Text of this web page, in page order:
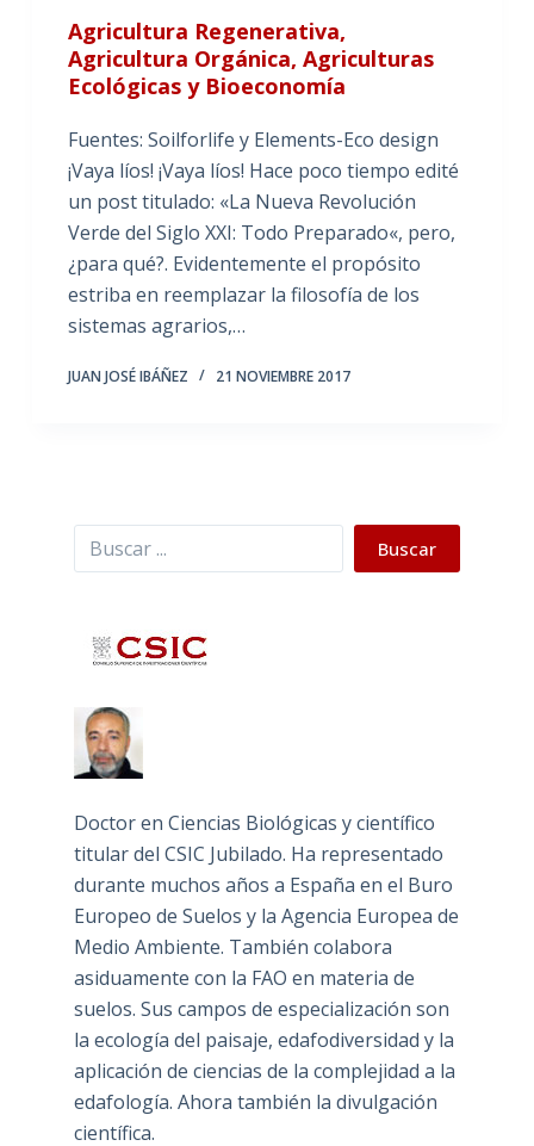
Agricultura Regenerativa,
Agricultura Orgánica, Agriculturas
Ecológicas y Bioeconomía
Fuentes: Soilforlife y Elements-Eco design
¡Vaya líos! ¡Vaya líos! Hace poco tiempo edité
un post titulado: «La Nueva Revolución
Verde del Siglo XXI: Todo Preparado«, pero,
¿para qué?. Evidentemente el propósito
estriba en reemplazar la filosofía de los
sistemas agrarios,…
JUAN JOSÉ IBÁÑEZ 21 NOVIEMBRE 2017
Buscar Buscar
Doctor en Ciencias Biológicas y científico
titular del CSIC Jubilado. Ha representado
durante muchos años a España en el Buro
Europeo de Suelos y la Agencia Europea de
Medio Ambiente. También colabora
asiduamente con la FAO en materia de
suelos. Sus campos de especialización son
la ecología del paisaje, edafodiversidad y la
aplicación de ciencias de la complejidad a la
edafología. Ahora también la divulgación
científica.